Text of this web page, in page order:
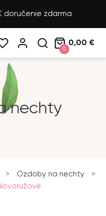
doručenie zdarma
0
0,00 €
nechty
> Ozdoby na nechty
>